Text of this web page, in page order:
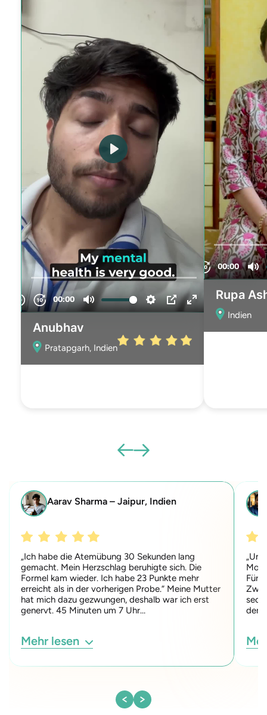
Anubhav
Pratapgarh, Indien
Rupa
Indien
Aarav Sharma – Jaipur, Indien
„Ich habe die Atemübung 30 Sekunden lang
gemacht. Mein Herzschlag beruhigte sich. Die
Formel kam wieder. Ich habe 23 Punkte mehr
erreicht als in der vorherigen Probe.“ Meine Mutter
hat mich dazu gezwungen, deshalb war ich erst
genervt. 45 Minuten um 7 Uhr…
Mehr lesen
Für
der